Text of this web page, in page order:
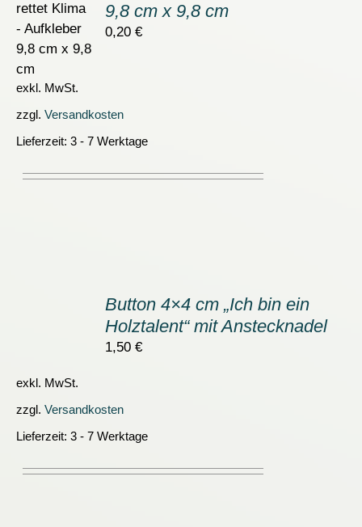
9,8 cm x 9,8 cm
0,20€
exkl. MwSt.
zzgl. Versandkosten
Lieferzeit: 3 - 7 Werktage
Button 4×4 cm „Ich bin ein
Holztalent“ mit Anstecknadel
1,50€
exkl. MwSt.
zzgl. Versandkosten
Lieferzeit: 3 - 7 Werktage